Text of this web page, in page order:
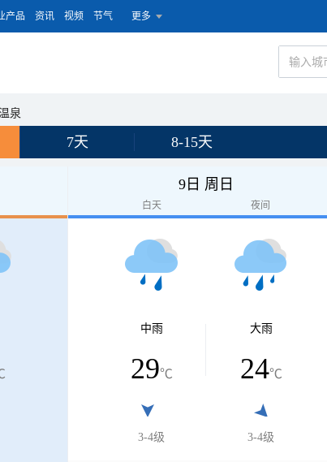
产品 资讯 视频 节气 更多
泉
7天 8-15天
9日 周日
白天 夜间
中雨
29℃
3-4级
大雨
24℃
3-4级